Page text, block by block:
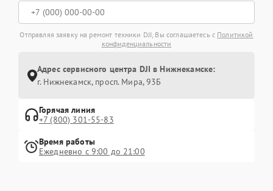
Отправляя заявку на ремонт техники DJI, Вы соглашаетесь с Политикой
конфиденциальности
Адрес сервисного центра DJI в Нижнекамске:
г. Нижнекамск, просп. Мира, 93Б
Горячая линия
+7 (800) 301-55-83
Время работы
Ежедневно с 9:00 до 21:00